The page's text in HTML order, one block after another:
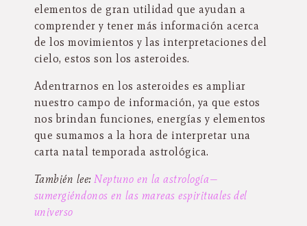
elementos de gran utilidad que ayudan a
comprender y tener más información acerca
de los movimientos y las interpretaciones del
cielo, estos son los asteroides.
Adentrarnos en los asteroides es ampliar
nuestro campo de información, ya que estos
nos brindan funciones, energías y elementos
que sumamos a la hora de interpretar una
carta natal temporada astrológica.
También lee:Neptuno en la astrología—
sumergiéndonos en las mareas espirituales del
universo